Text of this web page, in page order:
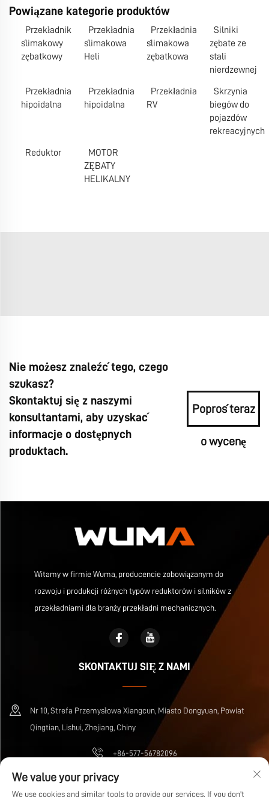
Powiązane kategorie produktów
Przekładnik
ślimakowy
zębatkowy
Przekładnia
ślimakowa
Heli
Przekładnia
ślimakowa
zębatkowa
Silniki
zębate ze
stali
nierdzewnej
Przekładnia
hipoidalna
Przekładnia
hipoidalna
Przekładnia
RV
Skrzynia
biegów do
pojazdów
rekreacyjnych
Reduktor
MOTOR
ZĘBATY
HELIKALNY
Nie możesz znaleźć tego, czego
szukasz?
Skontaktuj się z naszymi
konsultantami, aby uzyskać
informacje o dostępnych
produktach.
Poproś teraz
o wycenę
Witamy w firmie Wuma, producencie zobowiązanym do
rozwoju i produkcji różnych typów reduktorów i silników z
przekładniami dla branży przekładni mechanicznych.
SKONTAKTUJ SIĘ Z NAMI
Nr 10, Strefa Przemysłowa Xiangcun, Miasto Dongyuan, Powiat
Qingtian, Lishui, Zhejiang, Chiny
+86-577-56782096
[email protected]
We value your privacy
We use cookies and similar tools to provide our services. If you don't